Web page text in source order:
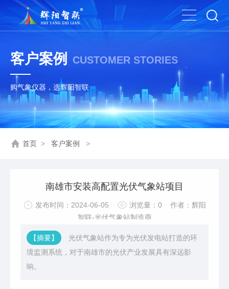
客户案例 CUSTOMER STORIES
购气象仪器，选辉阳智联
首页 > 客户案例 >
南雄市安装高配置光伏气象站项目
发布时间：2024-06-05 浏览量： 0 作者：辉阳
智联-光伏气象站制造商
【摘要】
光伏气象站作为专为光伏发电站打造的环
境监测系统，对于南雄市的光伏产业发展具有深远影
响。